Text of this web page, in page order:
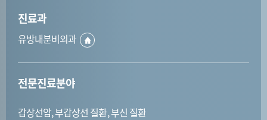
진료과
유방내분비외과
전문진료분야
갑상선암, 부갑상선 질환, 부신 질환